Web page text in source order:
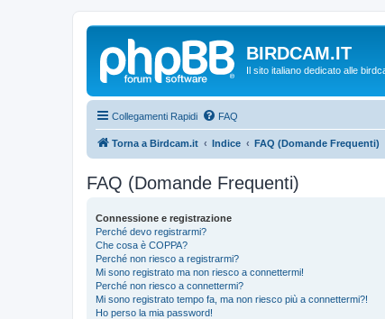
BIRDCAM.IT
Il sito italiano dedicato alle
Collegamenti Rapidi FAQ
Torna a Birdcam.it Indice FAQ (Domande Frequenti)
FAQ (Domande Frequenti)
Connessione e registrazione
Perché devo registrarmi?
Che cosa è COPPA?
Perché non riesco a registrarmi?
Mi sono registrato ma non riesco a connettermi!
Perché non riesco a connettermi?
Mi sono registrato tempo fa, ma non riesco più a connettermi?!
Ho perso la mia password!